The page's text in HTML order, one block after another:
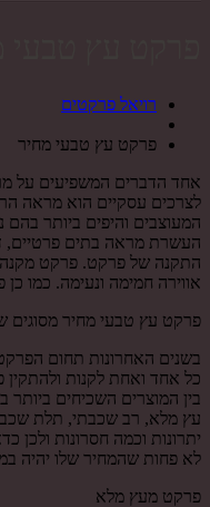
רויאל פרקטים
פרקט עץ טבעי מחיר
אחד הדברים המשפיעים על
לצרכים עסקיים הוא מראה
המעוצבים והיפים ביותר
העשרת מראה בתים פרטיים,
התקנה של פרקט. פרקט מקנה
אווירה חמימה ונעימה. כמו
פרקט עץ טבעי מחיר מסוגים
בשנים האחרונות תחום
כל אחד ואחת לקנות
בין המוצרים השכיחים
עץ מלא, רב שכבתי, תלת
יתרונות וכמה חסרונות ולכן
לא פחות שהמחיר שלו יהיה
פרקט מעץ מלא